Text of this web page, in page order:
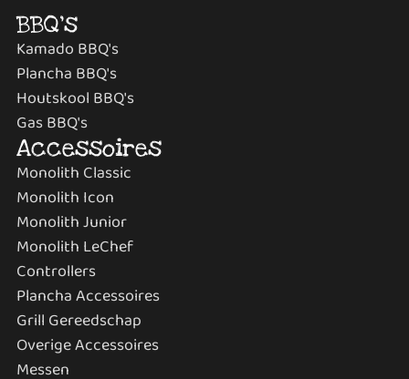
BBQ's
Kamado BBQ's
Plancha BBQ's
Houtskool BBQ's
Gas BBQ's
Accessoires
Monolith Classic
Monolith Icon
Monolith Junior
Monolith LeChef
Controllers
Plancha Accessoires
Grill Gereedschap
Overige Accessoires
Messen